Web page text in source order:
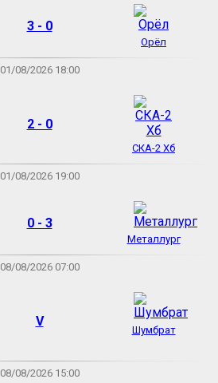
3 - 0
Орёл
01/08/2026 18:00
2 - 0
СКА-2 Хб
01/08/2026 19:00
0 - 3
Металлург
08/08/2026 07:00
V
Шумбрат
08/08/2026 15:00